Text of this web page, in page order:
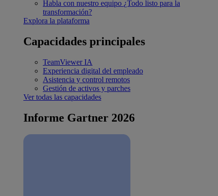
Habla con nuestro equipo ¿Todo listo para la
transformación?
Explora la plataforma
Capacidades principales
TeamViewer IA
Experiencia digital del empleado
Asistencia y control remotos
Gestión de activos y parches
Ver todas las capacidades
Informe Gartner 2026